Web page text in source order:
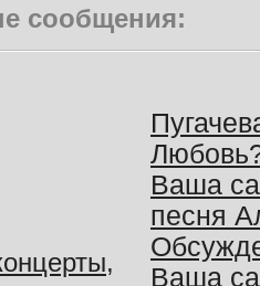
сообщения:
Ваша
песня
Ваша